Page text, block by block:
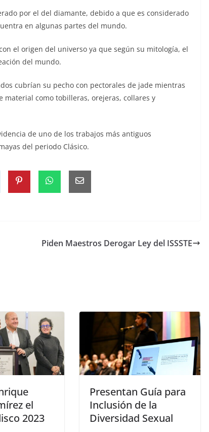
por el del diamante, debido a que es considerado
en algunas partes del mundo.
el origen del universo ya que según su mitología, el
del mundo.
cubrían su pecho con pectorales de jade mientras
como tobilleras, orejeras, collares y
de uno de los trabajos más antiguos
del periodo Clásico.
Piden Maestros Derogar Ley del ISSSTE
el
2023
Presentan Guía para
Inclusión de la
Diversidad Sexual